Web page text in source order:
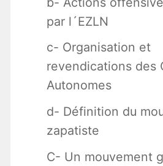
par l´EZLN
c- Organisation et
revendications des
Autonomes
d- Définition du
zapatiste
C- Un mouvement